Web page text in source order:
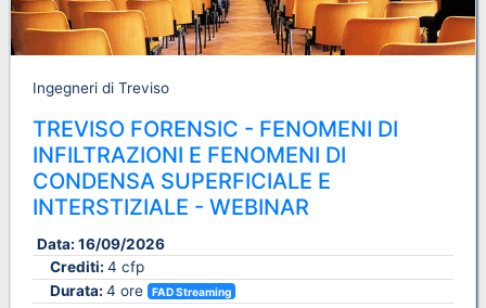
Ingegneri di Treviso
TREVISO FORENSIC - FENOMENI DI
INFILTRAZIONI E FENOMENI DI
CONDENSA SUPERFICIALE E
INTERSTIZIALE - WEBINAR
Data: 16/09/2026
Crediti: 4 cfp
Durata: 4 ore FAD Streaming